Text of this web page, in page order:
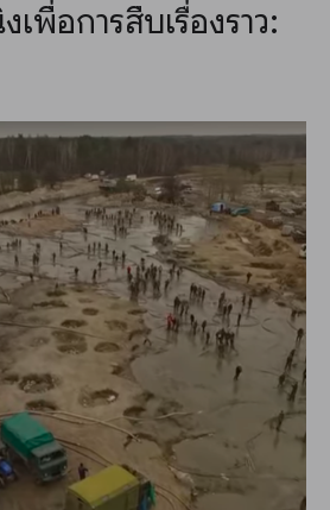
เพื่อการสืบเรื่องราว: